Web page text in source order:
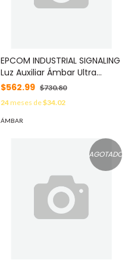
EPCOM INDUSTRIAL SIGNALING
Luz Auxiliar Ámbar Ultra
Brillante Para Automóviles,
Con Montaje Magnético
MOD: LTE2115R
$562.99 $730.80
24meses de$34.02
ÁMBAR
AGOTADO